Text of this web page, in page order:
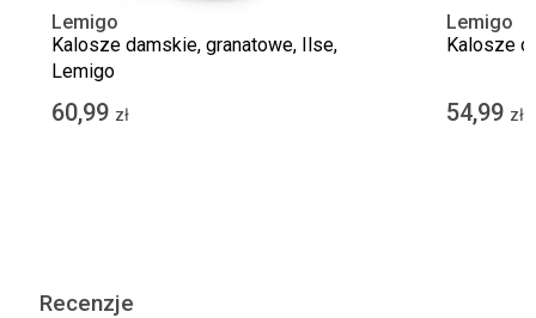
Lemigo
Kalosze damskie, granatowe, Ilse,
Lemigo
60,99 zł
Lemigo
Kalosze
54,99 zł
Recenzje